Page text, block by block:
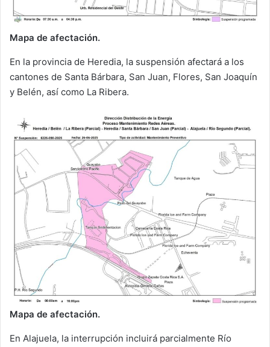
Mapa de afectación.
En la provincia de Heredia, la suspensión afectará a los
cantones de Santa Bárbara, San Juan, Flores, San Joaquín
y Belén, así como La Ribera.
Mapa de afectación.
En Alajuela, la interrupción incluirá parcialmente Río